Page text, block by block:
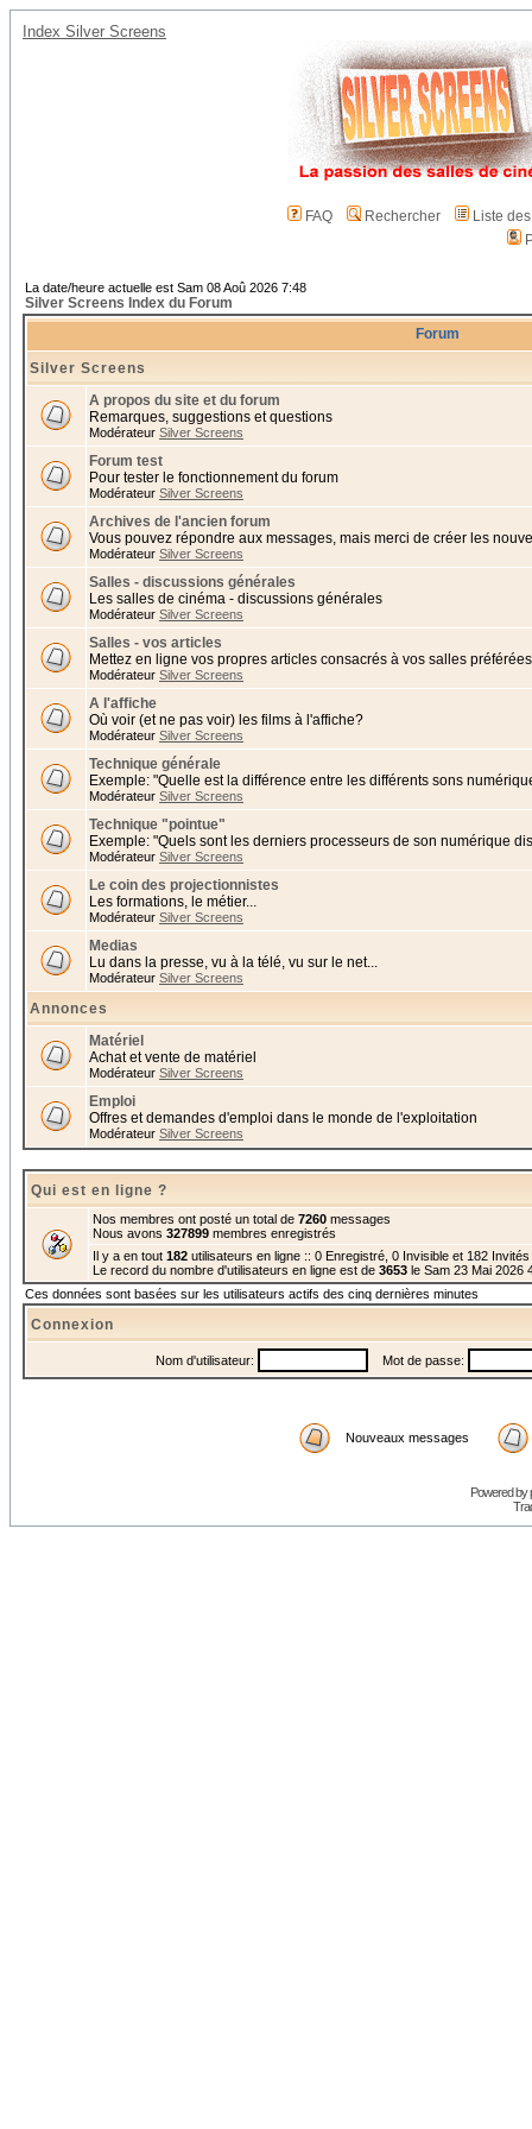
Index Silver Screens
FAQ Rechercher
Liste
La date/heure actuelle est Sam 08 Aoû 2026 7:48
Silver Screens Index du Forum
Forum
Silver Screens
A propos du site et du forum
Remarques, suggestions et questions
Modérateur Silver Screens
Forum test
Pour tester le fonctionnement du forum
Modérateur Silver Screens
Archives de l'ancien forum
Vous pouvez répondre aux messages, mais merci de créer les
Modérateur Silver Screens
Salles - discussions générales
Les salles de cinéma - discussions générales
Modérateur Silver Screens
Salles - vos articles
Mettez en ligne vos propres articles consacrés à vos salles
Modérateur Silver Screens
A l'affiche
Où voir (et ne pas voir) les films à l'affiche?
Modérateur Silver Screens
Technique générale
Exemple: "Quelle est la différence entre les différents sons
Modérateur Silver Screens
Technique "pointue"
Exemple: "Quels sont les derniers processeurs de son numérique
Modérateur Silver Screens
Le coin des projectionnistes
Les formations, le métier...
Modérateur Silver Screens
Medias
Lu dans la presse, vu à la télé, vu sur le net...
Modérateur Silver Screens
Annonces
Matériel
Achat et vente de matériel
Modérateur Silver Screens
Emploi
Offres et demandes d'emploi dans le monde de l'exploitation
Modérateur Silver Screens
Qui est en ligne ?
Nos membres ont posté un total de 7260 messages
Nous avons 327899 membres enregistrés
Il y a en tout 182 utilisateurs en ligne :: 0 Enregistré, 0 Invisible et 182
Le record du nombre d'utilisateurs en ligne est de 3653 le Sam 23 Mai 2026
Ces données sont basées sur les utilisateurs actifs des cinq dernières minutes
Connexion
Nom d'utilisateur: Mot de passe:
Nouveaux messages
Powered by